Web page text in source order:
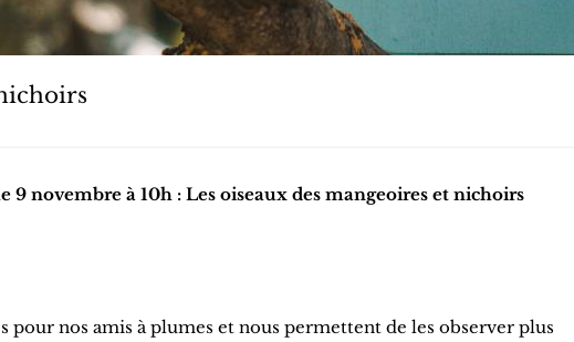
novembre à 10h : Les oiseaux des mangeoires et nichoirs
nos amis à plumes et nous permettent de les observer plus